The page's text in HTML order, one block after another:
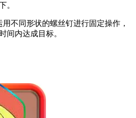
。
不同形状的螺丝钉进行固定操作，
间内达成目标。